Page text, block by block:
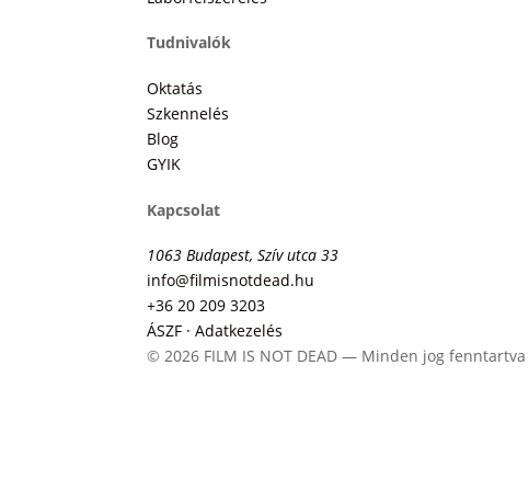
Tudnivalók
Oktatás
Szkennelés
Blog
GYIK
Kapcsolat
1063 Budapest, Szív utca 33
info@filmisnotdead.hu
+36 20 209 3203
ÁSZF · Adatkezelés
© 2026 FILM IS NOT DEAD — Minden jog fenntartva